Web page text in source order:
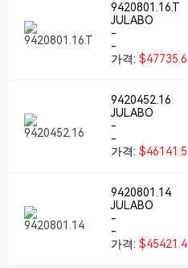
9420801.16.T
JULABO
-
-
가격: $47735.6
9420452.16
JULABO
-
-
가격: $46141.5
9420801.14
JULABO
-
-
가격: $45421.4